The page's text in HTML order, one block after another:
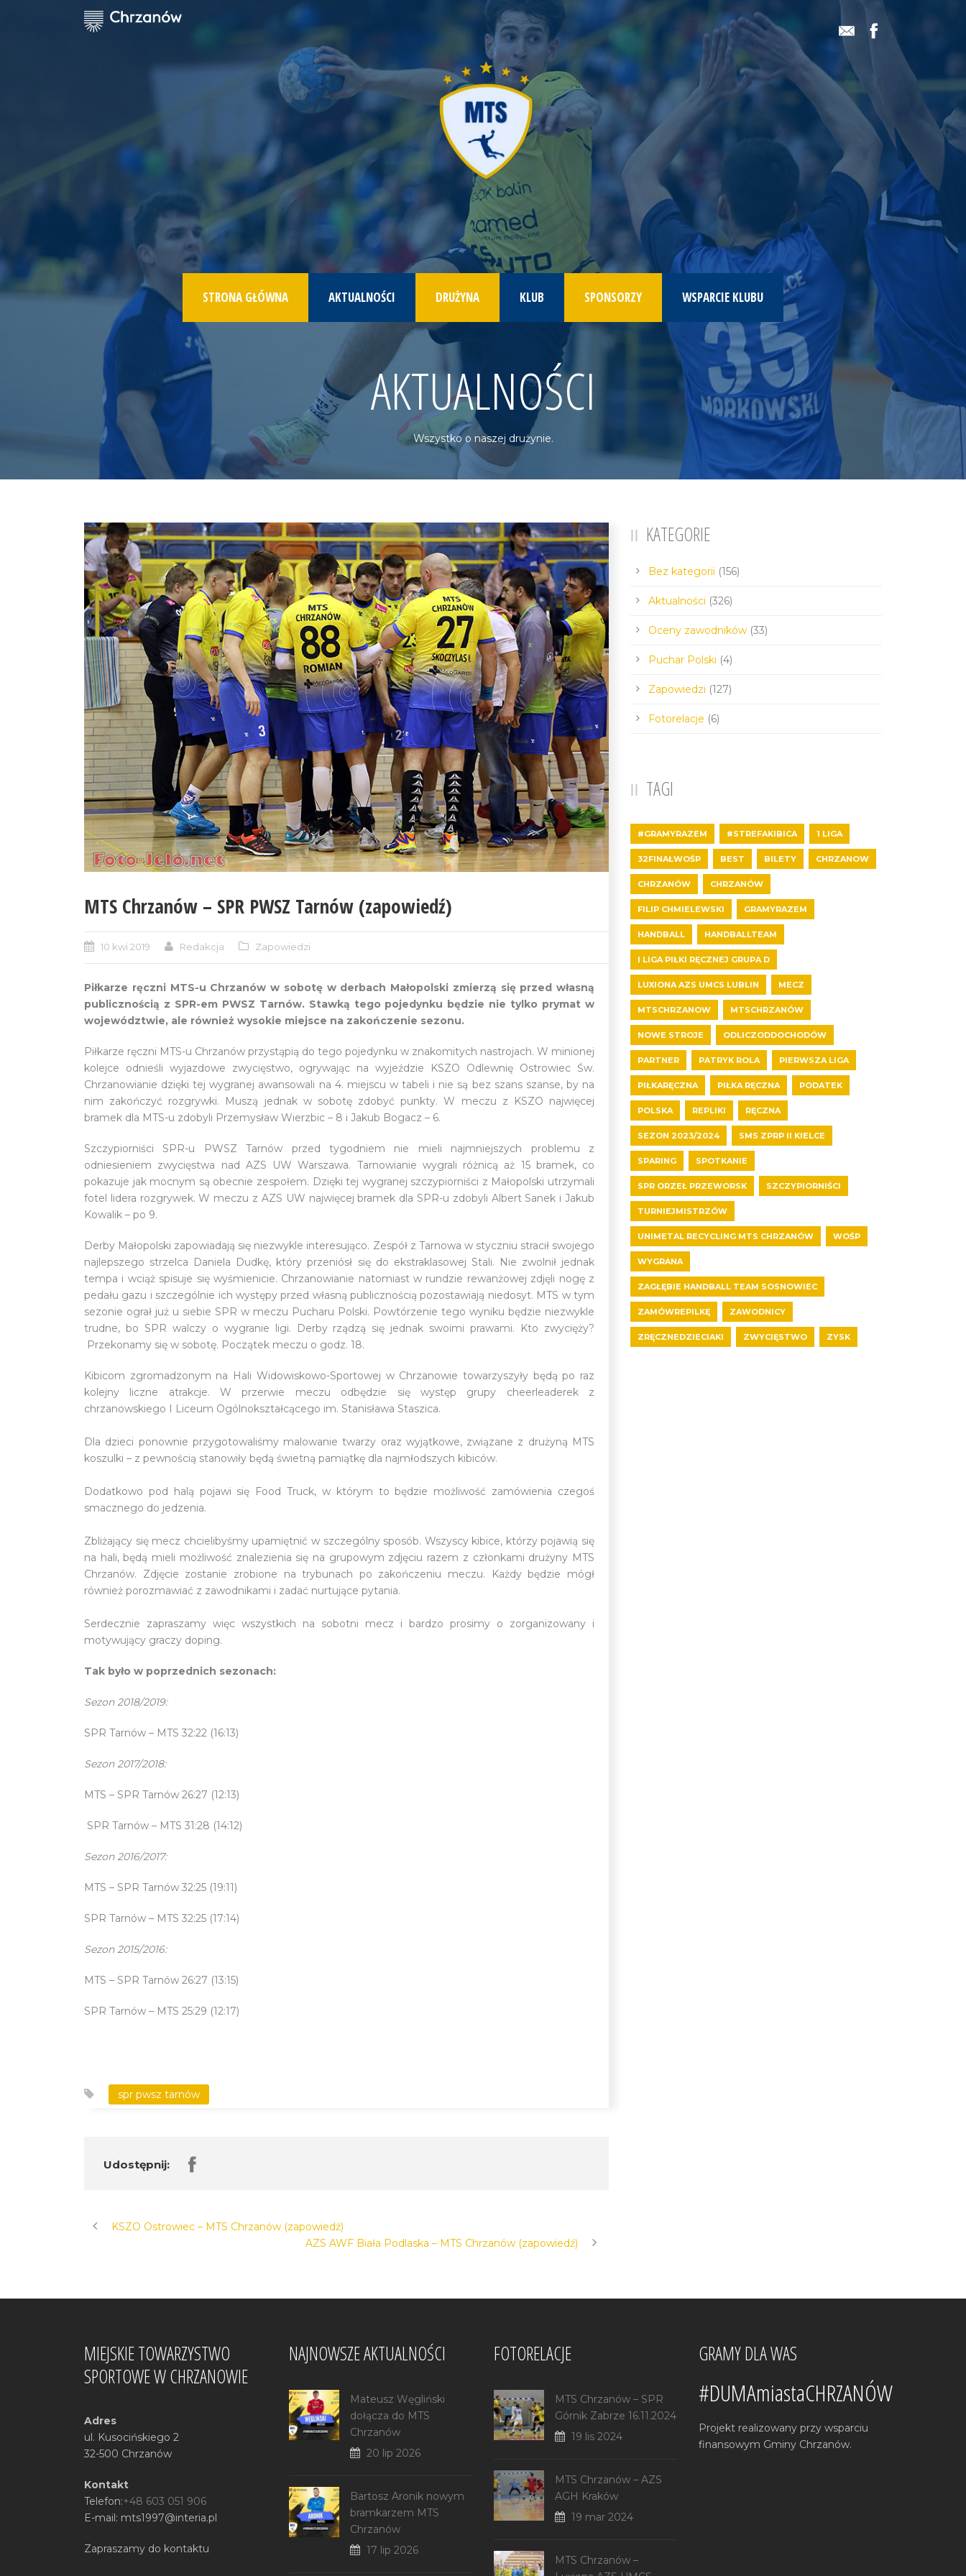
STRONA GŁÓWNA AKTUALNOŚCI DRUŻYNA KLUB SPONSORZY WSPARCIE KLUBU
AKTUALNOŚCI
Wszystko o naszej drużynie.
MTS Chrzanów – SPR PWSZ Tarnów (zapowiedź)
10 kwi 2019 Redakcja Zapowiedzi
Piłkarze ręczni MTS-u Chrzanów w sobotę w derbach Małopolski zmierzą się przed własną
publicznością z SPR-em PWSZ Tarnów. Stawką tego pojedynku będzie nie tylko prymat w
województwie, ale również wysokie miejsce na zakończenie sezonu.
Piłkarze ręczni MTS-u Chrzanów przystąpią do tego pojedynku w znakomitych nastrojach. W minionej
kolejce odnieśli wyjazdowe zwycięstwo, ogrywając na wyjeździe KSZO Odlewnię Ostrowiec Św.
Chrzanowianie dzięki tej wygranej awansowali na 4. miejscu w tabeli i nie są bez szans szanse, by na
nim zakończyć rozgrywki. Muszą jednak w sobotę zdobyć punkty. W meczu z KSZO najwięcej
bramek dla MTS-u zdobyli Przemysław Wierzbic – 8 i Jakub Bogacz – 6.
Szczypiorniści SPR-u PWSZ Tarnów przed tygodniem nie mieli najmniejszych problemu z
odniesieniem zwycięstwa nad AZS UW Warszawa. Tarnowianie wygrali różnicą aż 15 bramek, co
pokazuje jak mocnym są obecnie zespołem. Dzięki tej wygranej szczypiorniści z Małopolski utrzymali
fotel lidera rozgrywek. W meczu z AZS UW najwięcej bramek dla SPR-u zdobyli Albert Sanek i Jakub
Kowalik – po 9.
Derby Małopolski zapowiadają się niezwykle interesująco. Zespół z Tarnowa w styczniu stracił swojego
najlepszego strzelca Daniela Dudkę, który przeniósł się do ekstraklasowej Stali. Nie zwolnił jednak
tempa i wciąż spisuje się wyśmienicie. Chrzanowianie natomiast w rundzie rewanżowej zdjęli nogę z
pedału gazu i szczególnie ich występy przed własną publicznością pozostawiają niedosyt. MTS w tym
sezonie ograł już u siebie SPR w meczu Pucharu Polski. Powtórzenie tego wyniku będzie niezwykle
trudne, bo SPR walczy o wygranie ligi. Derby rządzą się jednak swoimi prawami. Kto zwycięży?
Przekonamy się w sobotę. Początek meczu o godz. 18.
Kibicom zgromadzonym na Hali Widowiskowo-Sportowej w Chrzanowie towarzyszyły będą po raz
kolejny liczne atrakcje. W przerwie meczu odbędzie się występ grupy cheerleaderek z
chrzanowskiego I Liceum Ogólnokształcącego im. Stanisława Staszica.
Dla dzieci ponownie przygotowaliśmy malowanie twarzy oraz wyjątkowe, związane z drużyną MTS
koszulki – z pewnością stanowiły będą świetną pamiątkę dla najmłodszych kibiców.
Dodatkowo pod halą pojawi się Food Truck, w którym to będzie możliwość zamówienia czegoś
smacznego do jedzenia.
Zbliżający się mecz chcielibyśmy upamiętnić w szczególny sposób. Wszyscy kibice, którzy pojawią się
na hali, będą mieli możliwość znalezienia się na grupowym zdjęciu razem z członkami drużyny MTS
Chrzanów. Zdjęcie zostanie zrobione na trybunach po zakończeniu meczu. Każdy będzie mógł
również porozmawiać z zawodnikami i zadać nurtujące pytania.
Serdecznie zapraszamy więc wszystkich na sobotni mecz i bardzo prosimy o zorganizowany i
motywujący graczy doping.
Tak było w poprzednich sezonach:
Sezon 2018/2019:
SPR Tarnów – MTS 32:22 (16:13)
Sezon 2017/2018:
MTS – SPR Tarnów 26:27 (12:13)
SPR Tarnów – MTS 31:28 (14:12)
Sezon 2016/2017:
MTS – SPR Tarnów 32:25 (19:11)
SPR Tarnów – MTS 32:25 (17:14)
Sezon 2015/2016:
MTS – SPR Tarnów 26:27 (13:15)
SPR Tarnów – MTS 25:29 (12:17)
spr pwsz tarnów
Udostępnij:
KSZO Ostrowiec – MTS Chrzanów (zapowiedź)
AZS AWF Biała Podlaska – MTS Chrzanów (zapowiedź)
KATEGORIE
Bez kategorii (156)
Aktualności (326)
Oceny zawodników (33)
Puchar Polski (4)
Zapowiedzi (127)
Fotorelacje (6)
TAGI
#GRAMYRAZEM #STREFAKIBICA 1 LIGA
32FINAŁWOŚP BEST BILETY CHRZANOW
CHRZANÓW CHRZANÓW
FILIP CHMIELEWSKI GRAMYRAZEM
HANDBALL HANDBALLTEAM
I LIGA PIŁKI RĘCZNEJ GRUPA D
LUXIONA AZS UMCS LUBLIN MECZ
MTSCHRZANOW MTSCHRZANÓW
NOWE STROJE ODLICZODDOCHODÓW
PARTNER PATRYK ROLA PIERWSZA LIGA
PIŁKARĘCZNA PIŁKA RĘCZNA PODATEK
POLSKA REPLIKI RĘCZNA
SEZON 2023/2024 SMS ZPRP II KIELCE
SPARING SPOTKANIE
SPR ORZEŁ PRZEWORSK SZCZYPIORNIŚCI
TURNIEJMISTRZÓW
UNIMETAL RECYCLING MTS CHRZANÓW WOŚP
WYGRANA
ZAGŁĘBIE HANDBALL TEAM SOSNOWIEC
ZAMÓWREPILKĘ ZAWODNICY
ZRĘCZNEDZIECIAKI ZWYCIĘSTWO ZYSK
MIEJSKIE TOWARZYSTWO
SPORTOWE W CHRZANOWIE
Adres
ul. Kusocińskiego 2
32-500 Chrzanów
Kontakt
Telefon:+48 603 051 906
E-mail: mts1997@interia.pl
Zapraszamy do kontaktu
NAJNOWSZE AKTUALNOŚCI
Mateusz Węgliński
dołącza do MTS
Chrzanów
20 lip 2026
Bartosz Aronik nowym
bramkarzem MTS
Chrzanów
17 lip 2026
FOTORELACJE
MTS Chrzanów – SPR
Górnik Zabrze 16.11.2024
19 lis 2024
MTS Chrzanów – AZS
AGH Kraków
19 mar 2024
MTS Chrzanów –
GRAMY DLA WAS
#DUMAmiastaCHRZANÓW
Projekt realizowany przy wsparciu
finansowym Gminy Chrzanów.